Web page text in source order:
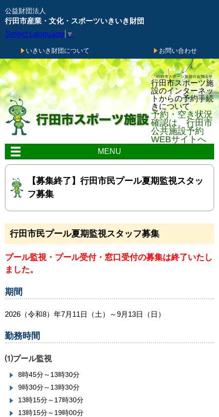
公益財団法人
行田市産業・文化・スポーツいきいき財団
Select Language ▼
いきいき財団について お問い合わせ
行田市スポーツ施
設のインターネッ
トからの予約手続
きについて
予約・空き状況
確認は、行田市
公共施設予約
WEBサイトへ
MENU
【募集終了】行田市民プール夏期監視スタッ
フ募集
行田市民プール夏期監視スタッフ募集
プール監視・プール受付・窓口受付の募集は終了いたし
ました。
期間
2026（令和8）年7月11日（土）～9月13日（日）
勤務時間
⑴プール監視
8時45分～13時30分
9時30分～13時30分
13時15分～17時30分
13時15分～19時00分